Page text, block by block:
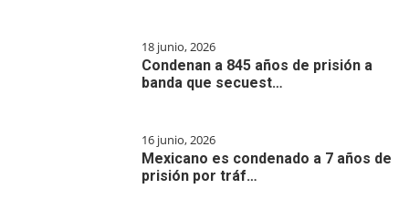
18 junio, 2026
Condenan a 845 años de prisión a
banda que secuest…
16 junio, 2026
Mexicano es condenado a 7 años de
prisión por tráf…